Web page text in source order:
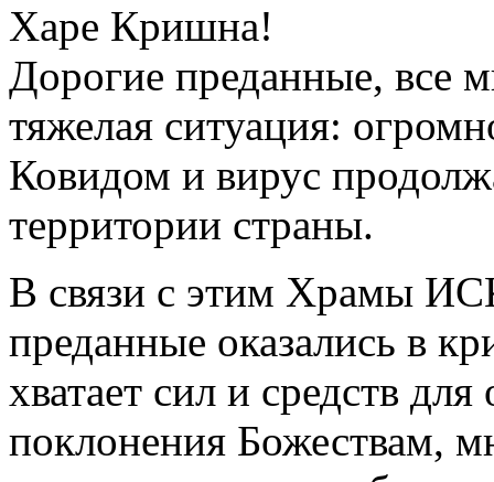
Харе Кришна!
Дорогие преданные, все
тяжелая ситуация:
Ковидом и вирус
территории страны.
В связи с этим Храмы
преданные оказались в
хватает сил и средств
поклонения Божествам,